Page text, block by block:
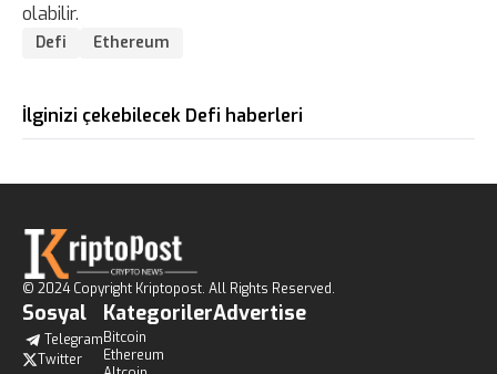
olabilir.
Defi Ethereum
İlginizi çekebilecek Defi haberleri
© 2024 Copyright Kriptopost. All Rights Reserved.
Sosyal
Telegram
Twitter
Kategoriler
Bitcoin
Ethereum
Advertise